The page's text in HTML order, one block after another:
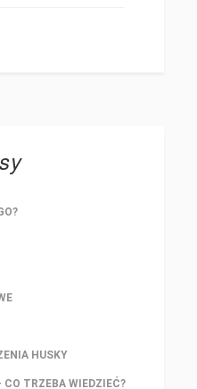
HUSKY
CO TRZEBA WIEDZIEĆ?